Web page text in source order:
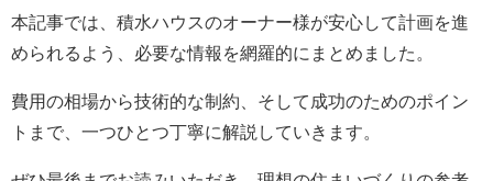
本記事では、積水ハウスのオーナー様が安心して計画を進
められるよう、必要な情報を網羅的にまとめました。
費用の相場から技術的な制約、そして成功のためのポイン
トまで、一つひとつ丁寧に解説していきます。